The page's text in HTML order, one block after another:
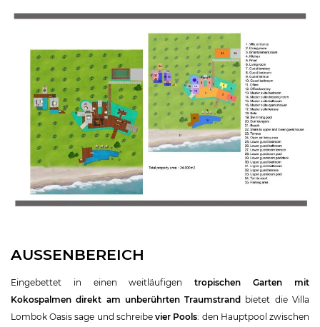
AUSSENBEREICH
Eingebettet in einen weitläufigentropischen Garten mit
Kokospalmen direkt am unberührten Traumstrand
bietet die Villa
Lombok Oasis sage und schreibevier Pools: den Hauptpool zwischen